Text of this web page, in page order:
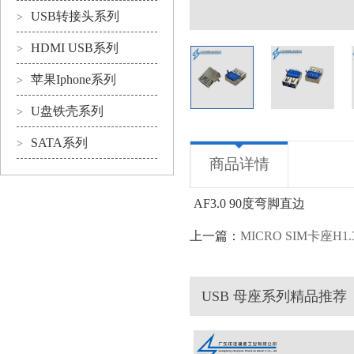
> USB转接头系列
> HDMI USB系列
> 苹果Iphone系列
> U盘铁壳系列
> SATA系列
商品详情
AF3.0 90度弯脚直边
上一篇： MICRO SIM卡座
USB 母座系列精品推荐